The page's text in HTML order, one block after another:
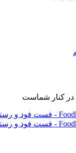
در کنار شماست